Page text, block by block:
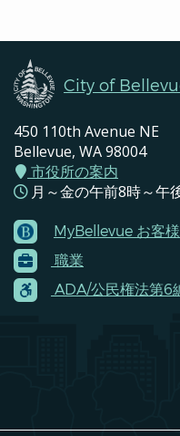
City of
450 110th Avenue NE
Bellevue, WA 98004
市役所の案内
月～金の午前8時～午
Footer
Menu
Contacts
MyBellevue お客
職業
ADA/公民権法第6